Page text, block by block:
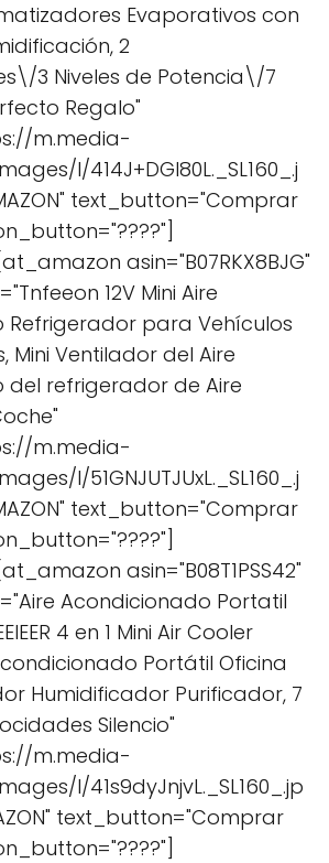
Evaporativos con
2
3 Niveles de Potencia\/7
Regalo"
m.media-
I/414J+DGl80L._SL160_.j
text_button="Comprar
asin="B07RKX8BJG"
12V Mini Aire
Refrigerador para Vehículos
Mini Ventilador del Aire
del refrigerador de Aire
m.media-
I/51GNJUTJUxL._SL160_.j
text_button="Comprar
asin="B08T1PSS42"
Acondicionado Portatil
4 en 1 Mini Air Cooler
Portátil Oficina
Humidificador Purificador, 7
Silencio"
m.media-
I/41s9dyJnjvL._SL160_.jp
text_button="Comprar